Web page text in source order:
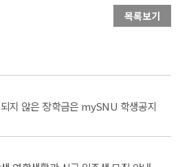
목록보기
지 않은 장학금은 mySNU 학생공지